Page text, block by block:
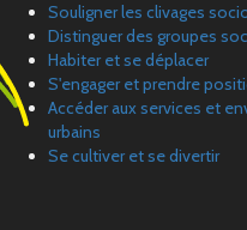
Souligner les clivages
Distinguer des groupes
Habiter et se déplacer
S'engager et prendre
Accéder aux services et
urbains
Se cultiver et se divertir